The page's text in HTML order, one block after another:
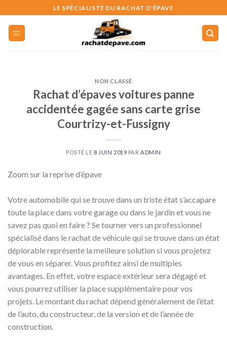
to
content
LE SPÉCIALISTE DU RACHAT D'ÉPAVE
NON CLASSÉ
Rachat d’épaves voitures panne
accidentée gagée sans carte grise
Courtrizy-et-Fussigny
POSTÉ LE 8 JUIN 2019 PAR ADMIN
Zoom sur la reprise d’épave
Votre automobile qui se trouve dans un triste état s’accapare
toute la place dans votre garage ou dans le jardin et vous ne
savez pas quoi en faire ? Se tourner vers un professionnel
spécialisé dans le rachat de véhicule qui se trouve dans un état
déplorable représente la meilleure solution si vous projetez
de vous en séparer. Vous profitez ainsi de multiples
avantages. En effet, votre espace extérieur sera dégagé et
vous pourrez utiliser la place supplémentaire pour vos
projets. Le montant du rachat dépend généralement de l’état
de l’auto, du constructeur, de la version et de l’année de
construction.